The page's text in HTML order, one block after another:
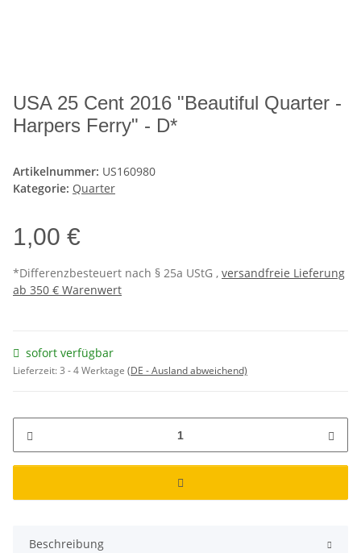
USA 25 Cent 2016 "Beautiful Quarter -
Harpers Ferry" - D*
Artikelnummer: US160980
Kategorie: Quarter
1,00 €
*Differenzbesteuert nach § 25a UStG , versandfreie Lieferung
ab 350 € Warenwert
sofort verfügbar
Lieferzeit:3 - 4 Werktage (DE - Ausland abweichend)
Beschreibung